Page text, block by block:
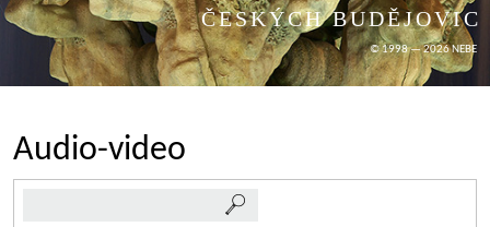
ČESKÝCH BUDĚJOVIC
© 1998 — 2026 NEBE
Audio-video